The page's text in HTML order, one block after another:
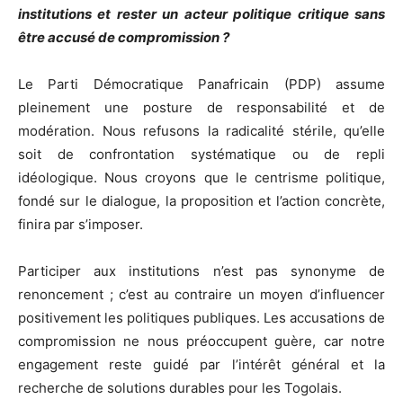
institutions et rester un acteur politique critique sans
être accusé de compromission ?
Le Parti Démocratique Panafricain (PDP) assume
pleinement une posture de responsabilité et de
modération. Nous refusons la radicalité stérile, qu’elle
soit de confrontation systématique ou de repli
idéologique. Nous croyons que le centrisme politique,
fondé sur le dialogue, la proposition et l’action concrète,
finira par s’imposer.
Participer aux institutions n’est pas synonyme de
renoncement ; c’est au contraire un moyen d’influencer
positivement les politiques publiques. Les accusations de
compromission ne nous préoccupent guère, car notre
engagement reste guidé par l’intérêt général et la
recherche de solutions durables pour les Togolais.